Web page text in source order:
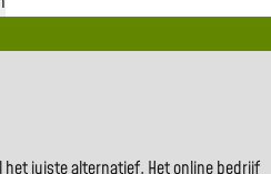
het juiste alternatief. Het online bedrijf